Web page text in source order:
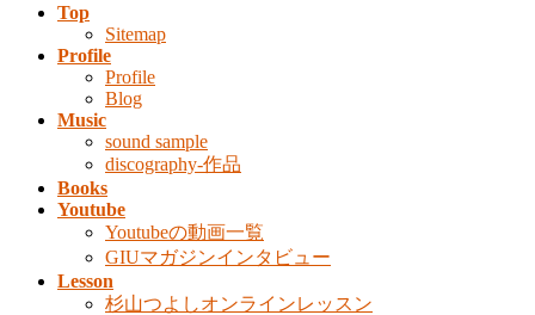
Top
Sitemap
Profile
Profile
Blog
Music
sound sample
discography-作品
Books
Youtube
Youtubeの動画一覧
GIUマガジンインタビュー
Lesson
杉山つよしオンラインレッスン